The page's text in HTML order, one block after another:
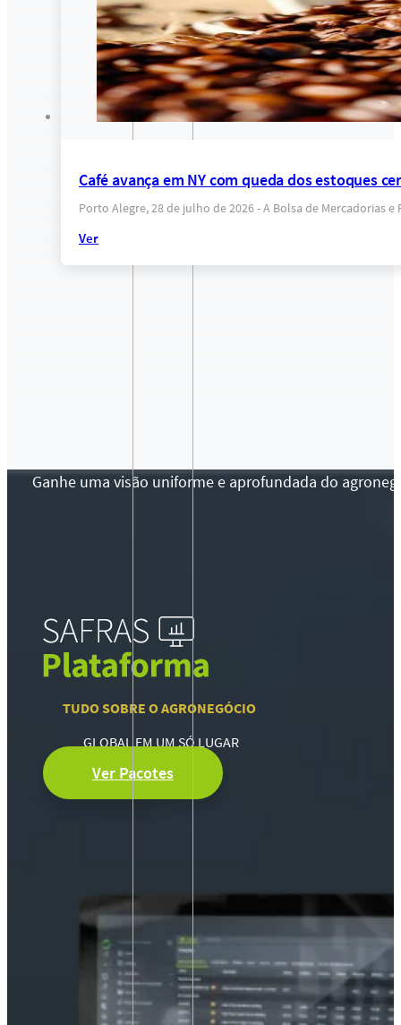
Café avança em NY com queda dos estoques
Porto Alegre, 28 de julho de 2026 - A Bolsa de Mercadorias
Ver
Ganhe uma visão uniforme e aprofundada do
TUDO SOBRE O AGRONEGÓCIO
GLOBAL EM UM SÓ LUGAR
Ver Pacotes